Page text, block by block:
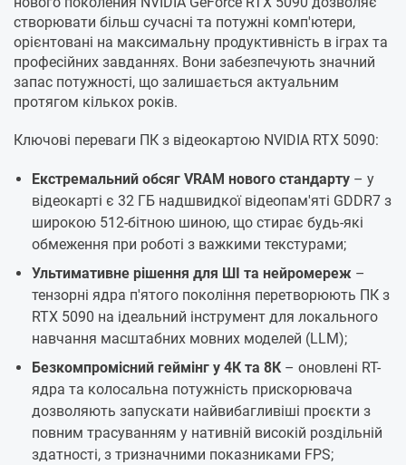
створювати більш сучасні та потужні комп'ютери,
орієнтовані на максимальну продуктивність в іграх та
професійних завданнях. Вони забезпечують значний
запас потужності, що залишається актуальним
протягом кількох років.
Ключові переваги ПК з відеокартою NVIDIA RTX 5090:
Екстремальний обсяг VRAM нового стандарту – у
відеокарті є 32 ГБ надшвидкої відеопам'яті GDDR7 з
широкою 512-бітною шиною, що стирає будь-які
обмеження при роботі з важкими текстурами;
Ультимативне рішення для ШІ та нейромереж –
тензорні ядра п'ятого покоління перетворюють ПК з
RTX 5090 на ідеальний інструмент для локального
навчання масштабних мовних моделей (LLM);
Безкомпромісний геймінг у 4К та 8К– оновлені RT-
ядра та колосальна потужність прискорювача
дозволяють запускати найвибагливіші проєкти з
повним трасуванням у нативній високій роздільній
здатності, з тризначними показниками FPS;